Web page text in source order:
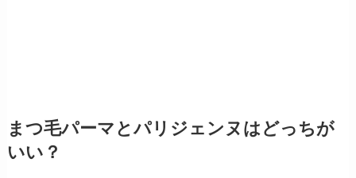
まつ毛パーマとパリジェンヌはどっちが
いい？